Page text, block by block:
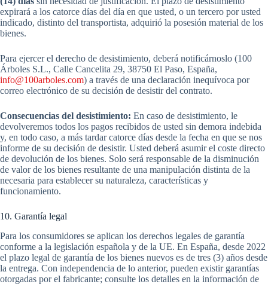
expirará a los catorce días del día en que usted, o un tercero por usted
indicado, distinto del transportista, adquirió la posesión material de los
bienes.
Para ejercer el derecho de desistimiento, deberá notificárnoslo (100
Árboles S.L., Calle Cancelita 29, 38750 El Paso, España,
info@100arboles.com) a través de una declaración inequívoca por
correo electrónico de su decisión de desistir del contrato.
Consecuencias del desistimiento: En caso de desistimiento, le
devolveremos todos los pagos recibidos de usted sin demora indebida
y, en todo caso, a más tardar catorce días desde la fecha en que se nos
informe de su decisión de desistir. Usted deberá asumir el coste directo
de devolución de los bienes. Solo será responsable de la disminución
de valor de los bienes resultante de una manipulación distinta de la
necesaria para establecer su naturaleza, características y
funcionamiento.
10. Garantía legal
Para los consumidores se aplican los derechos legales de garantía
conforme a la legislación española y de la UE. En España, desde 2022
el plazo legal de garantía de los bienes nuevos es de tres (3) años desde
la entrega. Con independencia de lo anterior, pueden existir garantías
otorgadas por el fabricante; consulte los detalles en la información de